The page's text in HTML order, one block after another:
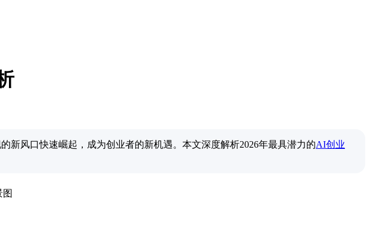
新风口快速崛起，成为创业者的新机遇。本文深度解析2026年最具潜力的AI创业